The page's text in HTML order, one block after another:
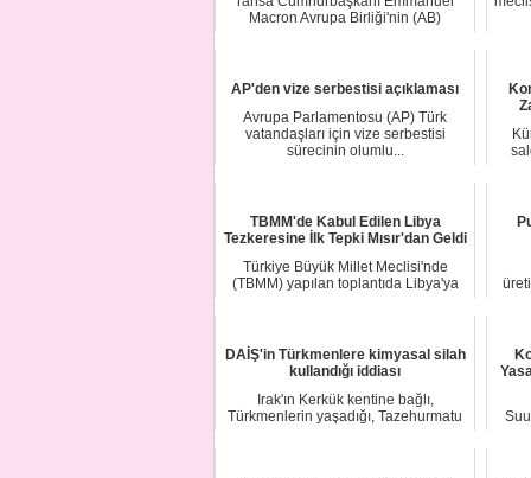
Macron Avrupa Birliği'nin (AB)
AP'den vize serbestisi açıklaması
Avrupa Parlamentosu (AP) Türk
vatandaşları için vize serbestisi
sürecinin olumlu...
TBMM'de Kabul Edilen Libya
Tezkeresine İlk Tepki Mısır'dan Geldi
Türkiye Büyük Millet Meclisi'nde
(TBMM) yapılan toplantıda Libya'ya
DAİŞ'in Türkmenlere kimyasal silah
kullandığı iddiası
Irak'ın Kerkük kentine bağlı,
Türkmenlerin yaşadığı, Tazehurmatu